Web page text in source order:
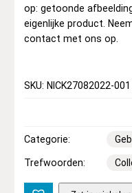
op: getoonde
eigenlijke product.
contact met ons op.
SKU: NICK27082022-001
Categorie:
Trefwoorden: